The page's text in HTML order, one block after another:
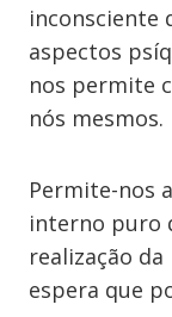
inconsciente
aspectos
nos permite
nós mesmos.
Permite-nos
interno puro
realização
espera que